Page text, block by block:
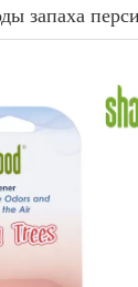
запаха